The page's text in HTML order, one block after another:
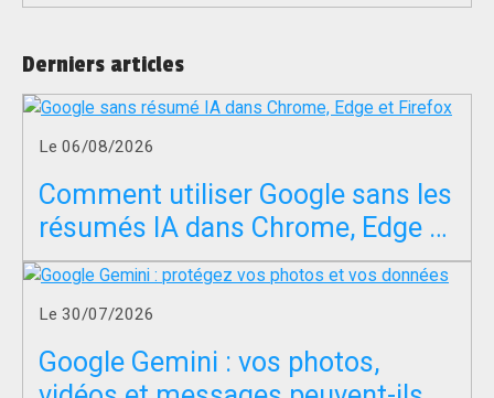
Derniers articles
Le 06/08/2026
Comment utiliser Google sans les
résumés IA dans Chrome, Edge et
Firefox ?
Le 30/07/2026
Google Gemini : vos photos,